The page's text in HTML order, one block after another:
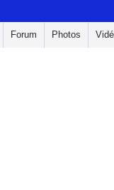
Forum Photos